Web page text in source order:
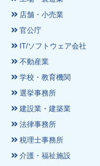
店舗・小売業
官公庁
IT/ソフトウェア会社
不動産業
学校・教育機関
選挙事務所
建設業・建築業
法律事務所
税理士事務所
介護・福祉施設